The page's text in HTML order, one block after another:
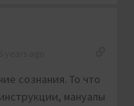
сознания. То что
мануалы